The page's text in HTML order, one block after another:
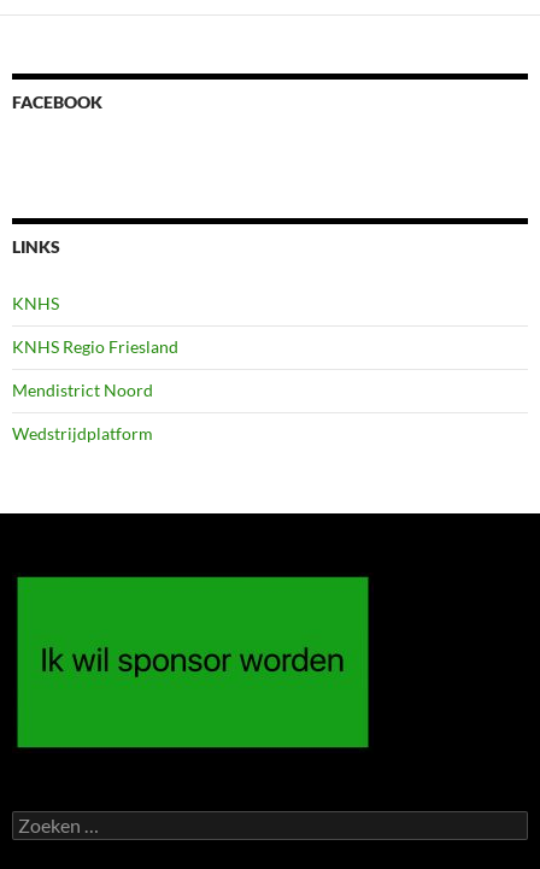
FACEBOOK
LINKS
KNHS
KNHS Regio Friesland
Mendistrict Noord
Wedstrijdplatform
Zoeken
naar: